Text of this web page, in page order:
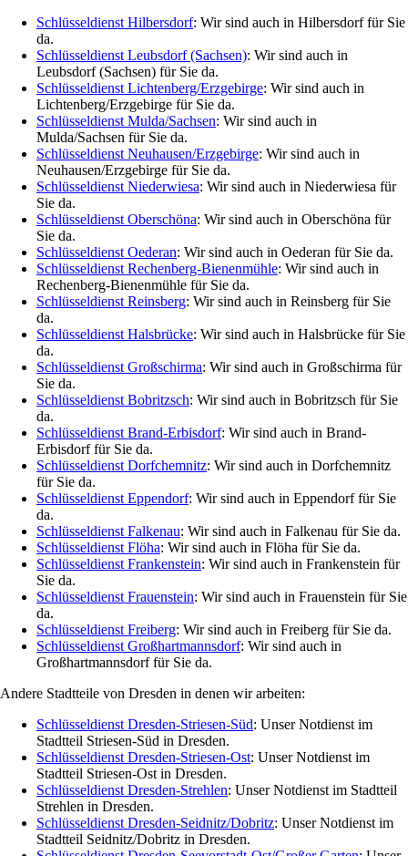
Schlüsseldienst Hilbersdorf: Wir sind auch in Hilbersdorf für Sie
da.
Schlüsseldienst Leubsdorf (Sachsen): Wir sind auch in
Leubsdorf (Sachsen) für Sie da.
Schlüsseldienst Lichtenberg/Erzgebirge: Wir sind auch in
Lichtenberg/Erzgebirge für Sie da.
Schlüsseldienst Mulda/Sachsen: Wir sind auch in
Mulda/Sachsen für Sie da.
Schlüsseldienst Neuhausen/Erzgebirge: Wir sind auch in
Neuhausen/Erzgebirge für Sie da.
Schlüsseldienst Niederwiesa: Wir sind auch in Niederwiesa für
Sie da.
Schlüsseldienst Oberschöna: Wir sind auch in Oberschöna für
Sie da.
Schlüsseldienst Oederan: Wir sind auch in Oederan für Sie da.
Schlüsseldienst Rechenberg-Bienenmühle: Wir sind auch in
Rechenberg-Bienenmühle für Sie da.
Schlüsseldienst Reinsberg: Wir sind auch in Reinsberg für Sie
da.
Schlüsseldienst Halsbrücke: Wir sind auch in Halsbrücke für Sie
da.
Schlüsseldienst Großschirma: Wir sind auch in Großschirma für
Sie da.
Schlüsseldienst Bobritzsch: Wir sind auch in Bobritzsch für Sie
da.
Schlüsseldienst Brand-Erbisdorf: Wir sind auch in Brand-
Erbisdorf für Sie da.
Schlüsseldienst Dorfchemnitz: Wir sind auch in Dorfchemnitz
für Sie da.
Schlüsseldienst Eppendorf: Wir sind auch in Eppendorf für Sie
da.
Schlüsseldienst Falkenau: Wir sind auch in Falkenau für Sie da.
Schlüsseldienst Flöha: Wir sind auch in Flöha für Sie da.
Schlüsseldienst Frankenstein: Wir sind auch in Frankenstein für
Sie da.
Schlüsseldienst Frauenstein: Wir sind auch in Frauenstein für Sie
da.
Schlüsseldienst Freiberg: Wir sind auch in Freiberg für Sie da.
Schlüsseldienst Großhartmannsdorf: Wir sind auch in
Großhartmannsdorf für Sie da.
Andere Stadtteile von Dresden in denen wir arbeiten:
Schlüsseldienst Dresden-Striesen-Süd: Unser Notdienst im
Stadtteil Striesen-Süd in Dresden.
Schlüsseldienst Dresden-Striesen-Ost: Unser Notdienst im
Stadtteil Striesen-Ost in Dresden.
Schlüsseldienst Dresden-Strehlen: Unser Notdienst im Stadtteil
Strehlen in Dresden.
Schlüsseldienst Dresden-Seidnitz/Dobritz: Unser Notdienst im
Stadtteil Seidnitz/Dobritz in Dresden.